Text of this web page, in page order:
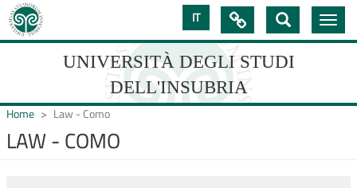
Skip
to
main
IT
UNIVERSITÀ DEGLI STUDI
DELL'INSUBRIA

Toggle
Home Law - Como
LAW - COMO